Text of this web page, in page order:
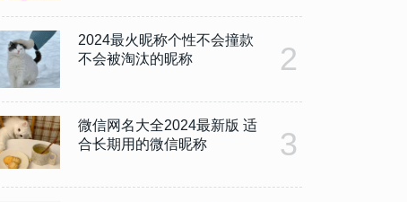
2024最火昵称个性不会撞款
不会被淘汰的昵称
2
微信网名大全2024最新版 适
合长期用的微信昵称
3